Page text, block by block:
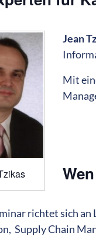
Jean
Mit
richtet sich
Supply Chain